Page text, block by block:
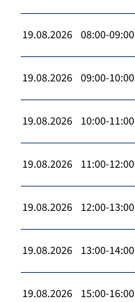
19.08.2026 08:00-09:00
19.08.2026 09:00-10:00
19.08.2026 10:00-11:00
19.08.2026 11:00-12:00
19.08.2026 12:00-13:00
19.08.2026 13:00-14:00
19.08.2026 15:00-16:00